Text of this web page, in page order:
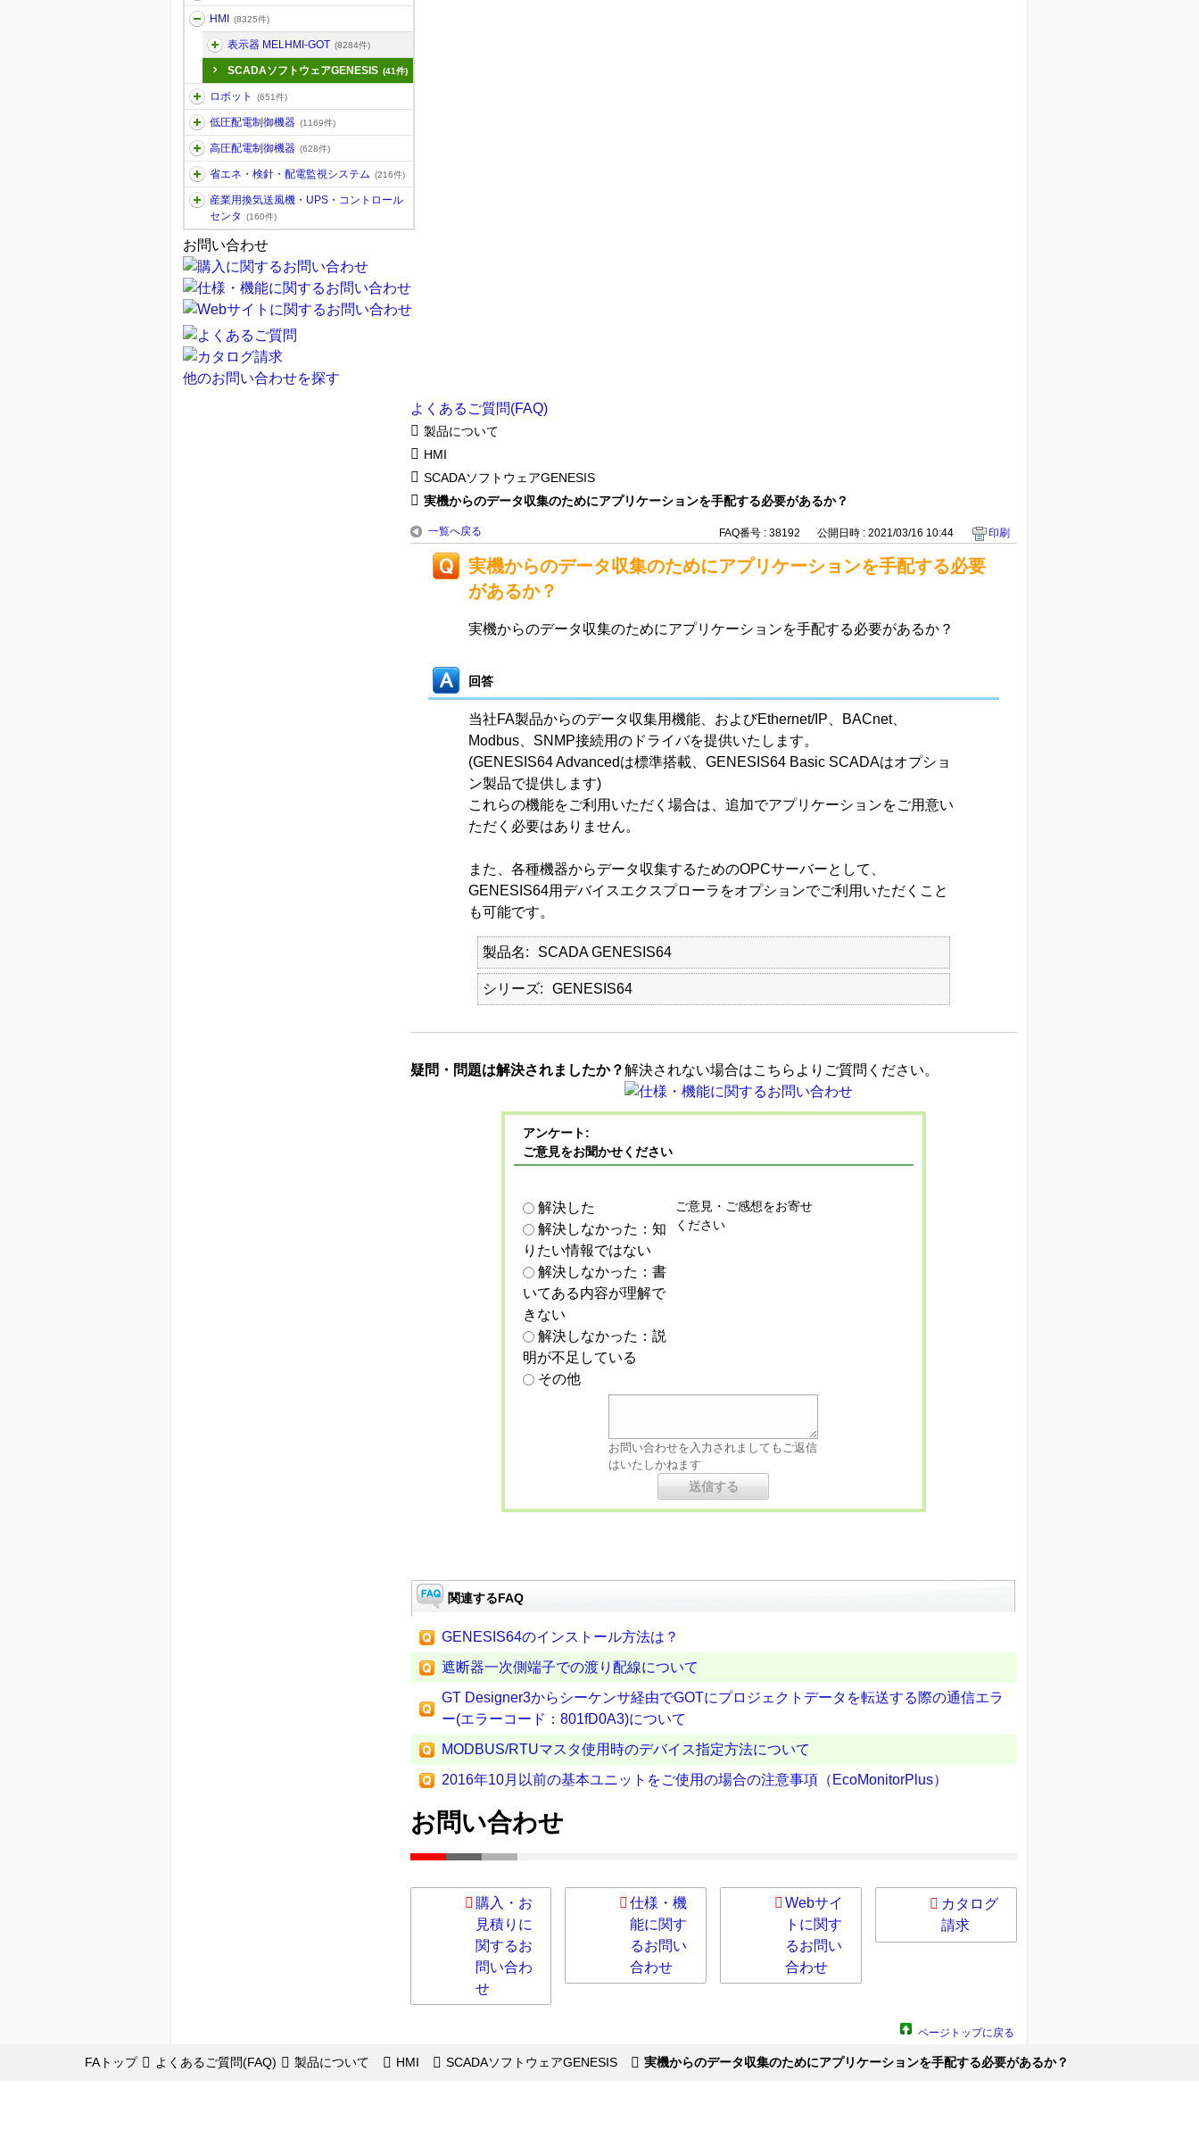
HMI (8325件)
表示器 MELHMI-GOT (8284件)
SCADAソフトウェアGENESIS (41件)
ロボット (651件)
低圧配電制御機器 (1169件)
高圧配電制御機器 (628件)
省エネ・検針・配電監視システム (216件)
産業用換気送風機・UPS・コントロール
センタ
(160件)
お問い合わせ
他のお問い合わせを探す
よくあるご質問(FAQ)
製品について
HMI
SCADAソフトウェアGENESIS
実機からのデータ収集のためにアプリケーションを手配する必要があるか？
一覧へ戻る FAQ番号 : 38192 公開日時 : 2021/03/16 10:44 印刷
実機からのデータ収集のためにアプリケーションを手配する必要
があるか？
実機からのデータ収集のためにアプリケーションを手配する必要があるか？
回答
当社FA製品からのデータ収集用機能、およびEthernet/IP、BACnet、
Modbus、SNMP接続用のドライバを提供いたします。
(GENESIS64 Advancedは標準搭載、GENESIS64 Basic SCADAはオプショ
ン製品で提供します)
これらの機能をご利用いただく場合は、追加でアプリケーションをご用意い
ただく必要はありません。
また、各種機器からデータ収集するためのOPCサーバーとして、
GENESIS64用デバイスエクスプローラをオプションでご利用いただくこと
も可能です。
製品名 SCADA GENESIS64
シリーズ GENESIS64
疑問・問題は解決されましたか？解決されない場合はこちらよりご質問ください。
アンケート:
ご意見をお聞かせください
解決した
解決しなかった：知
りたい情報ではない
解決しなかった：書
いてある内容が理解で
きない
解決しなかった：説
明が不足している
その他
ご意見・ご感想をお寄せ
ください
お問い合わせを入力されましてもご返信
はいたしかねます
関連するFAQ
GENESIS64のインストール方法は？
遮断器一次側端子での渡り配線について
GT Designer3からシーケンサ経由でGOTにプロジェクトデータを転送する際の通信エラ
ー(エラーコード：801fD0A3)について
MODBUS/RTUマスタ使用時のデバイス指定方法について
2016年10月以前の基本ユニットをご使用の場合の注意事項（EcoMonitorPlus）
お問い合わせ
購入・お
見積りに
関するお
問い合わ
せ
仕様・機
能に関す
るお問い
合わせ
Webサイ
トに関す
るお問い
合わせ
カタログ
請求
ページトップに戻る
FAトップ よくあるご質問(FAQ) 製品について HMI SCADAソフトウェアGENESIS 実機からのデータ収集のためにアプリケーションを手配する必要があるか？